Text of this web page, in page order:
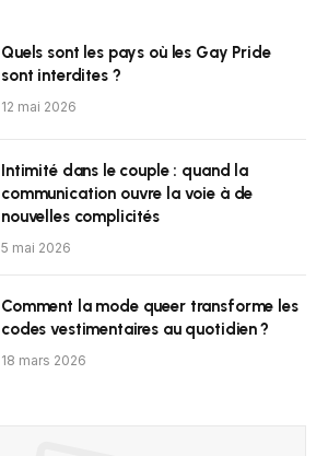
Quels sont les pays où les Gay Pride
sont interdites ?
12 mai 2026
Intimité dans le couple : quand la
communication ouvre la voie à de
nouvelles complicités
5 mai 2026
Comment la mode queer transforme les
codes vestimentaires au quotidien ?
18 mars 2026